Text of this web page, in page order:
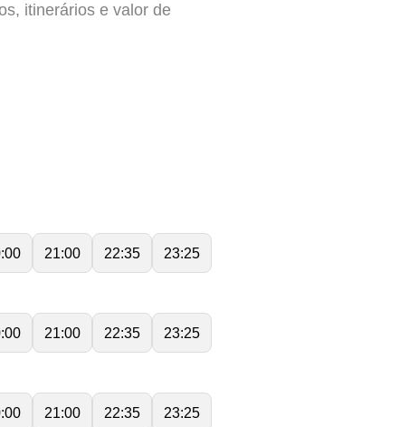
itinerários e valor de
21:00 22:35 23:25
21:00 22:35 23:25
21:00 22:35 23:25